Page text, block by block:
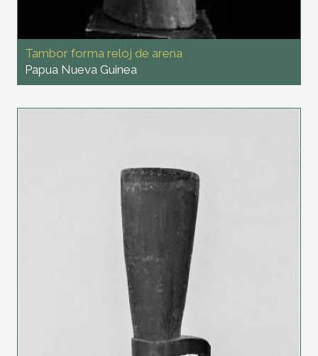
Tambor forma reloj de arena
Papua Nueva Guinea